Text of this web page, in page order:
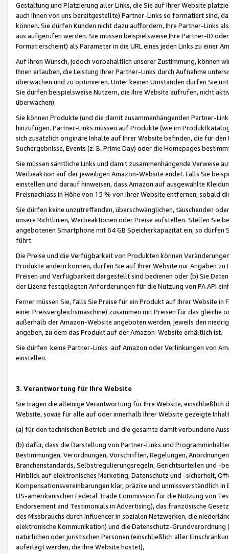
Gestaltung und Platzierung aller Links, die Sie auf Ihrer Website
auch Ihnen von uns bereitgestellte) Partner-Links so formatiert sind,
können. Sie dürfen Kunden nicht dazu auffordern, Ihre Partner-Links
aus aufgerufen werden. Sie müssen beispielsweise Ihre Partner-ID
Format erscheint) als Parameter in die URL eines jeden Links zu einer
Auf Ihren Wunsch, jedoch vorbehaltlich unserer Zustimmung, können
Ihnen erlauben, die Leistung Ihrer Partner-Links durch Aufnahme
überwachen und zu optimieren. Unter keinen Umständen dürfen Sie
Sie dürfen beispielsweise Nutzern, die Ihre Website aufrufen, nicht
überwachen).
Sie können Produkte (und die damit zusammenhängenden Partner-
hinzufügen. Partner-Links müssen auf Produkte (wie im
sich zusätzlich originäre Inhalte auf Ihrer Website befinden, die für
Suchergebnisse, Events (z. B. Prime Day) oder die Homepages
Sie müssen sämtliche Links und damit zusammenhängende
Werbeaktion auf der jeweiligen Amazon-Website endet. Falls Sie
einstellen und darauf hinweisen, dass Amazon auf ausgewählte
Preisnachlass in Höhe von 15 % von Ihrer Website entfernen, sobald
Sie dürfen keine unzutreffenden, überschwänglichen, täuschenden
unsere Richtlinien, Werbeaktionen oder Preise aufstellen. Stellen Sie
angebotenen Smartphone mit 64 GB Speicherkapazität ein, so dürfen
führt.
Die Preise und die Verfügbarkeit von Produkten können
Produkte ändern können, dürfen Sie auf Ihrer Website nur Angaben
Preisen und Verfügbarkeit dargestellt sind bedienen oder (b) Sie
der Lizenz festgelegten Anforderungen für die Nutzung von PA API
Ferner müssen Sie, falls Sie Preise für ein Produkt auf Ihrer Website
einer Preisvergleichsmaschine) zusammen mit Preisen für das
außerhalb der Amazon-Website angeboten werden, jeweils den
angeben, zu dem das Produkt auf der Amazon-Website erhältlich ist.
Sie dürfen keine Partner-Links auf Amazon oder Verlinkungen von
einstellen.
3. Verantwortung für Ihre Website
Sie tragen die alleinige Verantwortung für Ihre Website,
Website, sowie für alle auf oder innerhalb Ihrer Website gezeigte
(a) für den technischen Betrieb und die gesamte damit verbundene
(b) dafür, dass die Darstellung von Partner-Links und
Bestimmungen, Verordnungen, Vorschriften, Regelungen,
Branchenstandards, Selbstregulierungsregeln, Gerichtsurteilen und -
Hinblick auf elektronisches Marketing, Datenschutz und -sicherheit,
Kompensationsvereinbarungen klar, präzise und unmissverständlich
US-amerikanischen Federal Trade Commission für die Nutzung von
Endorsement and Testimonials in Advertising), das französische
des Missbrauchs durch Influencer in sozialen Netzwerken, die
elektronische Kommunikation) und die Datenschutz-
natürlichen oder juristischen Personen (einschließlich aller
auferlegt werden, die Ihre Website hostet),